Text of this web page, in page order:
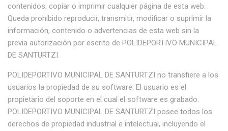
contenidos, copiar o imprimir cualquier página de esta web.
Queda prohibido reproducir, transmitir, modificar o suprimir la
información, contenido o advertencias de esta web sin la
previa autorización por escrito de POLIDEPORTIVO MUNICIPAL
DE SANTURTZI.
POLIDEPORTIVO MUNICIPAL DE SANTURTZI no transfiere a los
usuarios la propiedad de su software. El usuario es el
propietario del soporte en el cual el software es grabado.
POLIDEPORTIVO MUNICIPAL DE SANTURTZI posee todos los
derechos de propiedad industrial e intelectual, incluyendo el